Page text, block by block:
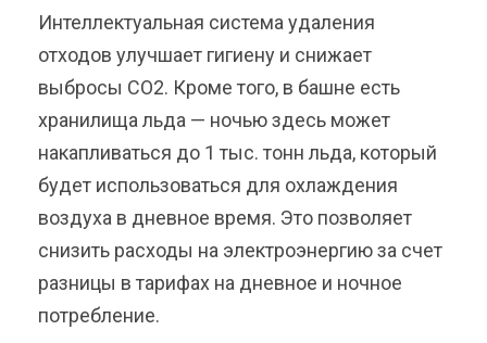
Интеллектуальная система удаления
отходов улучшает гигиену и снижает
выбросы CO2. Кроме того, в башне есть
хранилища льда — ночью здесь может
накапливаться до 1 тыс. тонн льда, который
будет использоваться для охлаждения
воздуха в дневное время. Это позволяет
снизить расходы на электроэнергию за счет
разницы в тарифах на дневное и ночное
потребление.